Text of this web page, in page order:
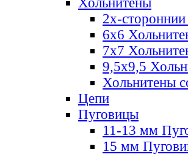
2х-
6х6
7х7
9,5х9,5
Хольнитены
Цепи
Пуговицы
11-13 мм
15 мм